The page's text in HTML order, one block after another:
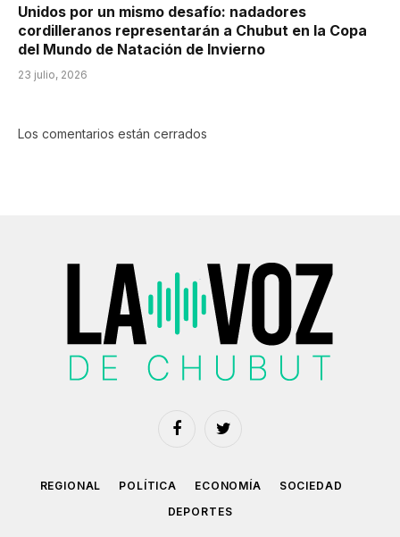
Unidos por un mismo desafío: nadadores
cordilleranos representarán a Chubut en la Copa
del Mundo de Natación de Invierno
23 julio, 2026
Los comentarios están cerrados
FacebookTwitter
REGIONAL POLÍTICA ECONOMÍA
SOCIEDAD
DEPORTES